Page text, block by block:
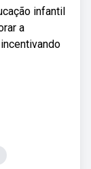
infantil
a